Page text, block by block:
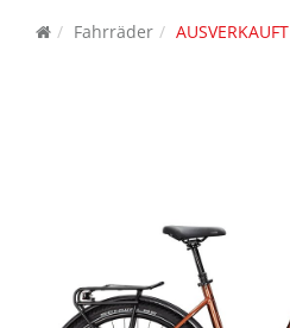
Fahrräder AUSVERKAUFT